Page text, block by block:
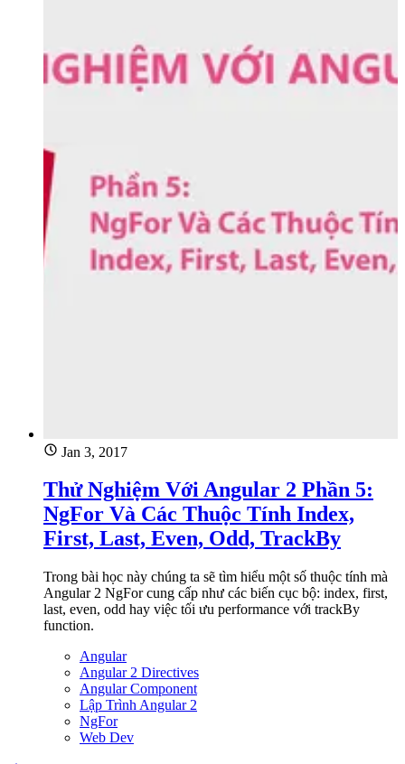
Jan 3, 2017
Thử Nghiệm Với Angular 2 Phần 5:
NgFor Và Các Thuộc Tính Index,
First, Last, Even, Odd, TrackBy
Trong bài học này chúng ta sẽ tìm hiểu một số thuộc tính mà
Angular 2 NgFor cung cấp như các biến cục bộ: index, first,
last, even, odd hay việc tối ưu performance với trackBy
function.
Angular
Angular 2 Directives
Angular Component
Lập Trình Angular 2
NgFor
Web Dev